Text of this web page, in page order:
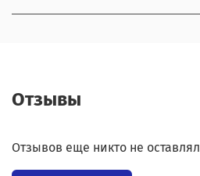
Отзывы
Отзывов еще никто не оставлял